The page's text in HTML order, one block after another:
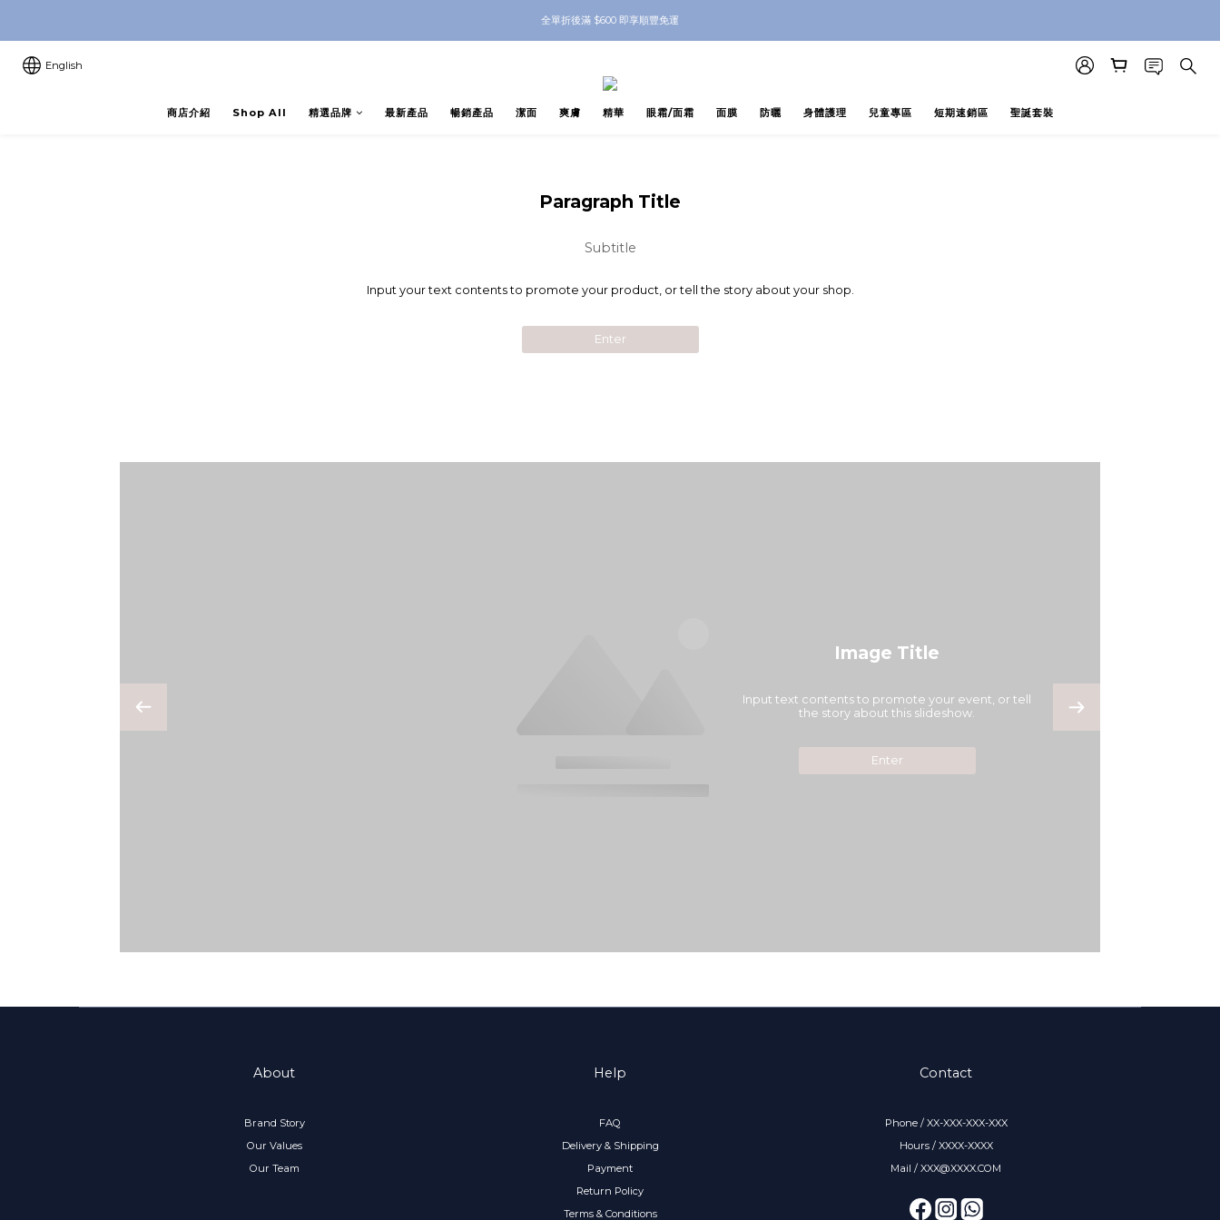
8月優惠 凡購物折後滿$250送Skinbeauty 自家Eyes Mask一對 每滿$500送Skinbeauty 自家全效燕窩面膜 1塊 送完即止 (公價及團購產品 不參與任何優惠)
全單折後滿 $600 即享順豐免運
English
商店介紹 Shop All 精選品牌 最新產品 暢銷產品 潔面 爽膚 精華 眼霜/面霜 面膜 防曬 身體護理 兒童專區 短期速銷區 聖誕套裝
Paragraph Title
Subtitle
Input your text contents to promote your product, or tell the story about your shop.
Enter
Image Title
Input text contents to promote your event, or tell
the story about this slideshow.
Enter
About
Brand Story
Our Values
Our Team
Help
FAQ
Delivery & Shipping
Payment
Return Policy
Terms & Conditions
Contact
Phone / XX-XXX-XXX-XXX
Hours / XXXX-XXXX
Mail / XXX@XXXX.COM